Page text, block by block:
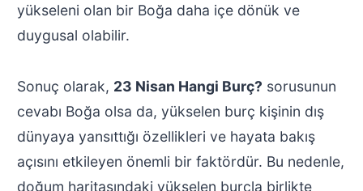
yükseleni olan bir Boğa daha içe dönük ve
duygusal olabilir.
Sonuç olarak, 23 Nisan Hangi Burç? sorusunun
cevabı Boğa olsa da, yükselen burç kişinin dış
dünyaya yansıttığı özellikleri ve hayata bakış
açısını etkileyen önemli bir faktördür. Bu nedenle,
doğum haritasındaki yükselen burçla birlikte